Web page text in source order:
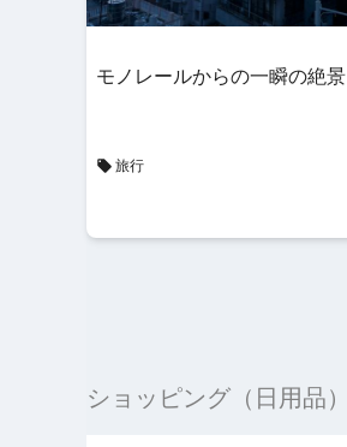
モノレールからの一瞬の絶景
旅行
ショッピング（日用品）